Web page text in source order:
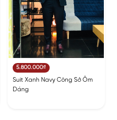
5.800.000₫
Suit Xanh Navy Công Sở Ôm
Dáng